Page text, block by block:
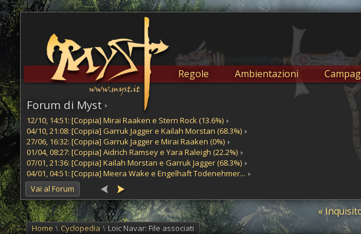
Regole Ambientazioni
Forum di Myst
12/10, 14:51: [Coppia] Mirai Raaken e Stern Rock (13.6%)
04/10, 21:08: [Coppia] Garruk Jagger e Kailah Morstan (68.3%)
27/06, 16:32: [Coppia] Garruk Jagger e Mirai Raaken (0%)
01/04, 08:27: [Coppia] Aidrich Ramsey e Yara Raleigh (22.2%)
07/01, 21:36: [Coppia] Kailah Morstan e Garruk Jagger (68.3%)
04/01, 04:51: [Coppia] Meera Wake e Engelhaft Todenehmer...
Vai al Forum
«
Home \ Cyclopedia \ Loic Navar: File associati